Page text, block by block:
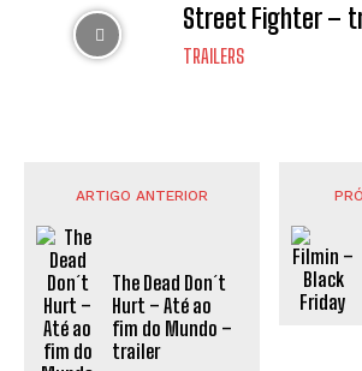
Street Fighter –
TRAILERS
ARTIGO ANTERIOR
The Dead Don´t
Hurt – Até ao
fim do Mundo –
trailer